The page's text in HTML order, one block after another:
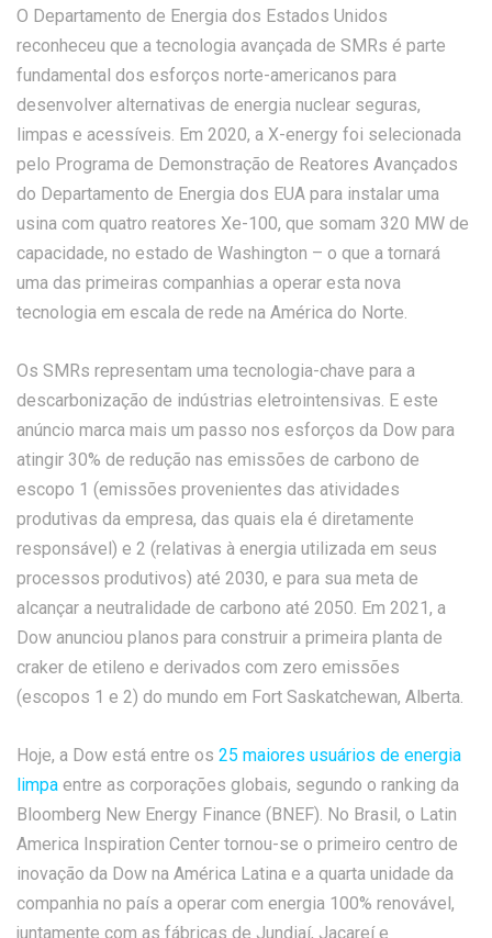
O Departamento de Energia dos Estados Unidos
reconheceu que a tecnologia avançada de SMRs é parte
fundamental dos esforços norte-americanos para
desenvolver alternativas de energia nuclear seguras,
limpas e acessíveis. Em 2020, a X-energy foi selecionada
pelo Programa de Demonstração de Reatores Avançados
do Departamento de Energia dos EUA para instalar uma
usina com quatro reatores Xe-100, que somam 320 MW de
capacidade, no estado de Washington – o que a tornará
uma das primeiras companhias a operar esta nova
tecnologia em escala de rede na América do Norte.
Os SMRs representam uma tecnologia-chave para a
descarbonização de indústrias eletrointensivas. E este
anúncio marca mais um passo nos esforços da Dow para
atingir 30% de redução nas emissões de carbono de
escopo 1 (emissões provenientes das atividades
produtivas da empresa, das quais ela é diretamente
responsável) e 2 (relativas à energia utilizada em seus
processos produtivos) até 2030, e para sua meta de
alcançar a neutralidade de carbono até 2050. Em 2021, a
Dow anunciou planos para construir a primeira planta de
craker de etileno e derivados com zero emissões
(escopos 1 e 2) do mundo em Fort Saskatchewan, Alberta.
Hoje, a Dow está entre os 25 maiores usuários de energia
limpa entre as corporações globais, segundo o ranking da
Bloomberg New Energy Finance (BNEF). No Brasil, o Latin
America Inspiration Center tornou-se o primeiro centro de
inovação da Dow na América Latina e a quarta unidade da
companhia no país a operar com energia 100% renovável,
juntamente com as fábricas de Jundiaí, Jacareí e